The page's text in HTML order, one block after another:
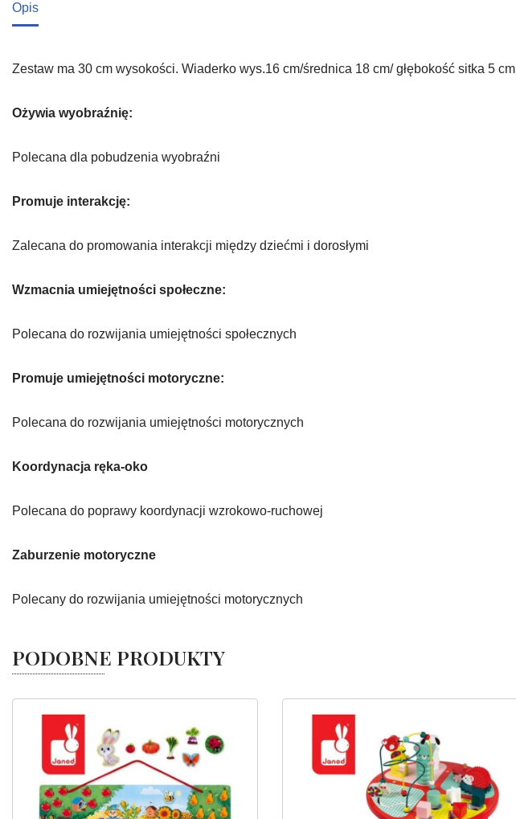
Opis
Zestaw ma 30 cm wysokości. Wiaderko wys.16 cm/średnica 18 cm/ głębokość sitka 5 cm
Ożywia wyobraźnię:
Polecana dla pobudzenia wyobraźni
Promuje interakcję:
Zalecana do promowania interakcji między dziećmi i dorosłymi
Wzmacnia umiejętności społeczne:
Polecana do rozwijania umiejętności społecznych
Promuje umiejętności motoryczne:
Polecana do rozwijania umiejętności motorycznych
Koordynacja ręka-oko
Polecana do poprawy koordynacji wzrokowo-ruchowej
Zaburzenie motoryczne
Polecany do rozwijania umiejętności motorycznych
PODOBNE PRODUKTY